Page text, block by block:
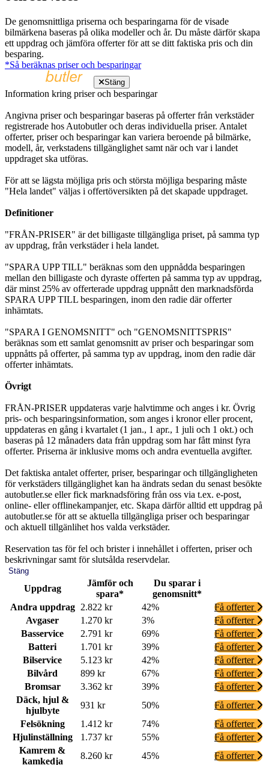
De genomsnittliga priserna och besparingarna för de visade
bilmärkena baseras på olika modeller och år. Du måste därför skapa
ett uppdrag och jämföra offerter för att se ditt faktiska pris och din
besparing.
*Så beräknas priser och besparingar
Stäng
Information kring priser och besparingar
Angivna priser och besparingar baseras på offerter från verkstäder
registrerade hos Autobutler och deras individuella priser. Antalet
offerter, priser och besparingar kan variera beroende på bilmärke,
modell, år, verkstadens tillgänglighet samt när och var i landet
uppdraget ska utföras.
För att se lägsta möjliga pris och största möjliga besparing måste
"Hela landet" väljas i offertöversikten på det skapade uppdraget.
Definitioner
"FRÅN-PRISER" är det billigaste tillgängliga priset, på samma typ
av uppdrag, från verkstäder i hela landet.
"SPARA UPP TILL" beräknas som den uppnådda besparingen
mellan den billigaste och dyraste offerten på samma typ av uppdrag,
där minst 25% av offerterade uppdrag uppnått den marknadsförda
SPARA UPP TILL besparingen, inom den radie där offerter
inhämtats.
"SPARA I GENOMSNITT" och "GENOMSNITTSPRIS"
beräknas som ett samlat genomsnitt av priser och besparingar som
uppnåtts på offerter, på samma typ av uppdrag, inom den radie där
offerter inhämtats.
Övrigt
FRÅN-PRISER uppdateras varje halvtimme och anges i kr. Övrig
pris- och besparingsinformation, som anges i kronor eller procent,
uppdateras en gång i kvartalet (1 jan., 1 apr., 1 juli och 1 okt.) och
baseras på 12 månaders data från uppdrag som har fått minst fyra
offerter. Priserna är inklusive moms och andra eventuella avgifter.
Det faktiska antalet offerter, priser, besparingar och tillgängligheten
för verkstäders tillgänglighet kan ha ändrats sedan du senast besökte
autobutler.se eller fick marknadsföring från oss via t.ex. e-post,
online- eller offlinekampanjer, etc. Skapa därför alltid ett uppdrag på
autobutler.se för att se aktuella tillgängliga priser och besparingar
och aktuell tillgänlihet hos valda verkstäder.
Reservation tas för fel och brister i innehållet i offerten, priser och
beskrivningar samt för slutsålda reservdelar.
Stäng
Uppdrag
Jämför och
spara*
Du sparar i
genomsnitt*
Andra uppdrag
2.822 kr 42%
Få offerter
Avgaser
1.270 kr 3%
Få offerter
Basservice
2.791 kr 69%
Få offerter
Batteri
1.701 kr 39%
Få offerter
Bilservice
5.123 kr 42%
Få offerter
Bilvård
899 kr 67%
Få offerter
Bromsar
3.362 kr 39%
Få offerter
Däck, hjul &
hjulbyte
931 kr 50%
Få offerter
Felsökning
1.412 kr 74%
Få offerter
Hjulinställning
1.737 kr 55%
Få offerter
Kamrem &
kamkedja
8.260 kr 45%
Få offerter